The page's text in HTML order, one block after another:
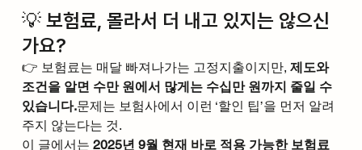
💡 보험료, 몰라서 더 내고 있지는 않으신
가요?
👉 보험료는 매달 빠져나가는 고정지출이지만, 제도와
조건을 알면 수만 원에서 많게는 수십만 원까지 줄일 수
있습니다.문제는 보험사에서 이런 ‘할인 팁’을 먼저 알려
주지 않는다는 것.
이 글에서는 2025년 9월 현재 바로 적용 가능한 보험료